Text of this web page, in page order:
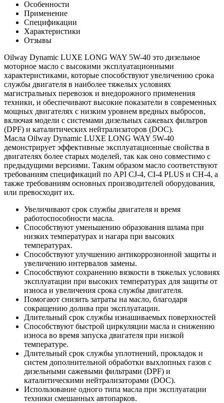
Особенности
Применение
Спецификации
Характеристики
Отзывы
Oilway Dynamic LUXE LONG WAY 5W-40 это дизельное
моторное масло с высокими эксплуатационными
характеристиками, которые способствуют увеличению срока
службы двигателя в наиболее тяжелых условиях
магистральных перевозок и внедорожного применения
техники, и обеспечивают высокие показатели в современных
мощных двигателях с низким уровнем вредных выбросов,
включая модели с системами дизельных сажевых фильтров
(DPF) и каталитических нейтрализаторов (DOC).
Масла Oilway Dynamic LUXE LONG WAY 5W-40
демонстрирует эффективные эксплуатационные свойства в
двигателях более старых моделей, так как оно совместимо с
предыдущими версиями. Таким образом масло соответствуют
требованиям спецификаций по API CJ-4, CI-4 PLUS и CH-4, а
также требованиям основных производителей оборудования,
или превосходит их.
Увеличивают срок службы двигателя и время
работоспособности масла.
Способствуют уменьшению образования шлама при
низких температурах и нагара при высоких
температурах.
Способствуют улучшению антикоррозионной защиты и
увеличению интервалов замены.
Способствуют сохранению вязкости в тяжелых условиях
эксплуатации при высоких температурах для защиты от
износа и увеличения срока службы двигателя.
Помогают снизить затраты на масло, благодаря
сокращению долива при эксплуатации.
Длительный срок службы изнашиваемых поверхностей
Способствуют быстрой циркуляции масла и снижению
износа во время запуска двигателя при низкой
температуре.
Длительный срок службы уплотнений, прокладок и
систем дополнительной обработки выхлопных газов с
дизельными сажевыми фильтрами (DPF) и
каталитическими нейтрализаторами (DOC).
Использование одного типа масла при эксплуатации
техники смешанных автопарков.